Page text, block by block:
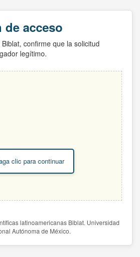
acceso
confirme que la solicitud
legítimo.
clic para continuar
latinoamericanas Biblat. Universidad
Autónoma de México.